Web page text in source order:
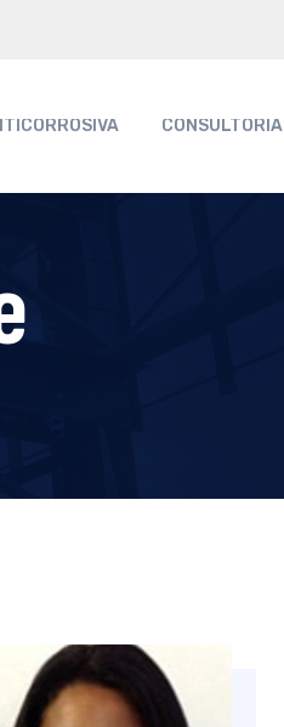
CONSULTORIA